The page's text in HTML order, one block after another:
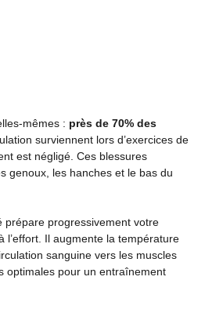
mêmes : près de 70% des
surviennent lors d’exercices de
est négligé. Ces blessures
genoux, les hanches et le bas du
prépare progressivement votre
l’effort. Il augmente la température
sanguine vers les muscles
optimales pour un entraînement